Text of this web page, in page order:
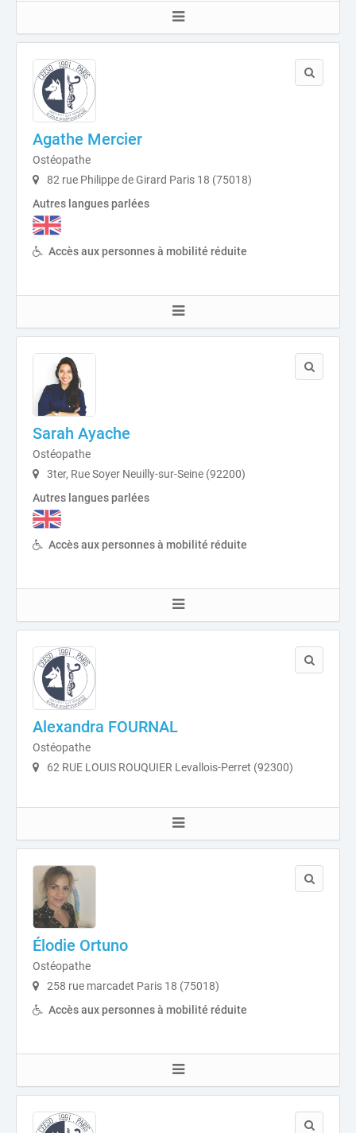
Agathe Mercier
Ostéopathe
82 rue Philippe de Girard Paris 18 (75018)
Autres langues parlées
Accès aux personnes à mobilité réduite
Sarah Ayache
Ostéopathe
3ter, Rue Soyer Neuilly-sur-Seine (92200)
Autres langues parlées
Accès aux personnes à mobilité réduite
Alexandra FOURNAL
Ostéopathe
62 RUE LOUIS ROUQUIER Levallois-Perret (92300)
Élodie Ortuno
Ostéopathe
258 rue marcadet Paris 18 (75018)
Accès aux personnes à mobilité réduite